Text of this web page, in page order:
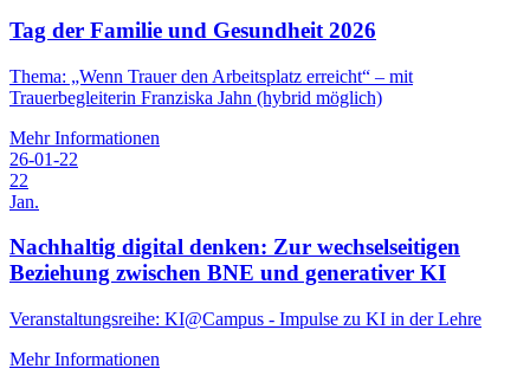
Tag der Familie und Gesundheit 2026
Thema: „Wenn Trauer den Arbeitsplatz erreicht“ – mit
Trauerbegleiterin Franziska Jahn (hybrid möglich)
Mehr Informationen
26-01-22
22
Jan.
Nachhaltig digital denken: Zur wechselseitigen
Beziehung zwischen BNE und generativer KI
Veranstaltungs­reihe: KI@Campus - Impulse zu KI in der Lehre
Mehr Informationen